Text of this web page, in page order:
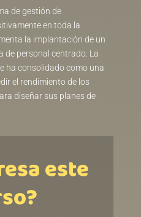
de gestión de
en toda la
la implantación de un
de personal centrado. La
ha consolidado como una
el rendimiento de los
diseñar sus planes de
este